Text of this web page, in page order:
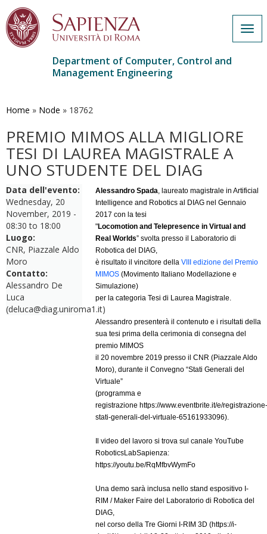
main
Department of Computer, Control and
Management Engineering
Home » Node » 18762
PREMIO MIMOS ALLA MIGLIORE
TESI DI LAUREA MAGISTRALE A
UNO STUDENTE DEL DIAG
Data dell'evento:
Wednesday, 20
November, 2019 -
08:30 to 18:00
Luogo:
CNR, Piazzale Aldo
Moro
Contatto:
Alessandro De
Luca
(deluca@diag.uniroma1.it)
Alessandro Spada,laureato magistrale in Artificial
Intelligence and Robotics al DIAG nel Gennaio
2017 con la tesi
"Locomotion and Telepresence in Virtual and
Real Worlds” svolta presso il Laboratorio di
Robotica del DIAG,
è risultato il vincitore della VIII edizione del Premio
MIMOS(Movimento Italiano Modellazione e
Simulazione)
per la categoria Tesi di Laurea Magistrale.
Alessandro presenterà il contenuto e i risultati della
sua tesi prima della cerimonia di consegna del
premio MIMOS
il 20 novembre 2019 presso il CNR (Piazzale Aldo
Moro), durante il Convegno “Stati Generali del
Virtuale”
(programma e
registrazione https://www.eventbrite.it/e/registrazione-
stati-generali-del-virtuale-65161933096).
Il video del lavoro si trova sul canale YouTube
RoboticsLabSapienza:
https://youtu.be/RqMfbvWymFo
Una demo sarà inclusa nello stand espositivo I-
RIM / Maker Faire del Laboratorio di Robotica del
DIAG,
nel corso della Tre Giorni I-RIM 3D (https://i-